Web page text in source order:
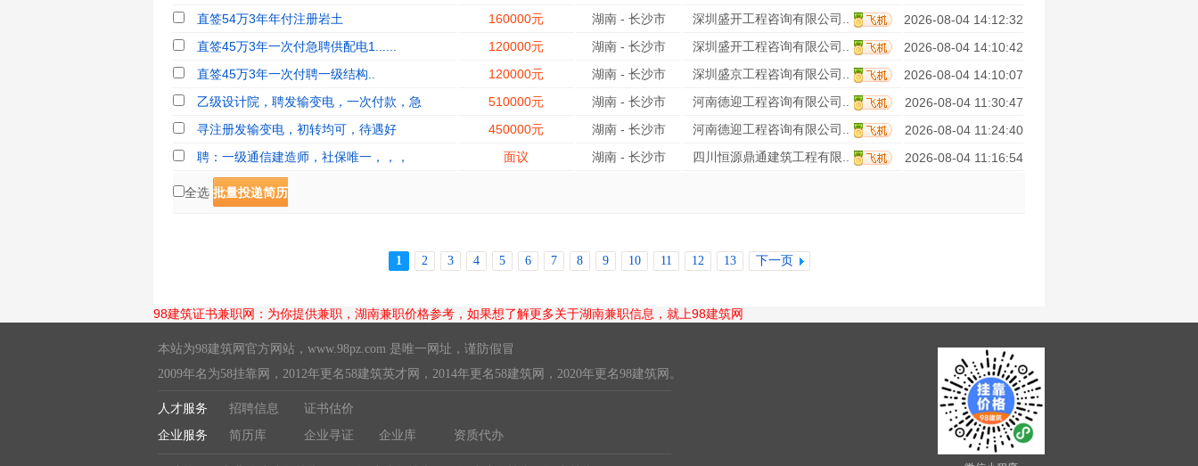
直签54万3年年付注册岩土
160000元 湖南 - 长沙市 深圳盛开工程咨询有限公司..
2026-08-04 14:12:32
直签45万3年一次付急聘供配电1......
120000元 湖南 - 长沙市 深圳盛开工程咨询有限公司..
2026-08-04 14:10:42
直签45万3年一次付聘一级结构..
120000元 湖南 - 长沙市 深圳盛京工程咨询有限公司..
2026-08-04 14:10:07
乙级设计院，聘发输变电，一次付款，急
510000元 湖南 - 长沙市 河南德迎工程咨询有限公司..
2026-08-04 11:30:47
寻注册发输变电，初转均可，待遇好
450000元 湖南 - 长沙市 河南德迎工程咨询有限公司..
2026-08-04 11:24:40
聘：一级通信建造师，社保唯一，，，
面议 湖南 - 长沙市 四川恒源鼎通建筑工程有限.. 2026-08-04 11:16:54
全选 批量投递简历
1 2 3 4 5 6 7 8 9 10 11 12 13 下一页
98建筑证书兼职网：为你提供兼职，湖南兼职价格参考，如果想了解更多关于湖南兼职信息，就上98建筑网
本站为98建筑网官方网站， www.98pz.com 是唯一网址，谨防假冒
2009年名为58挂靠网，2012年更名58建筑英才网，2014年更名58建筑网，2020年更名98建筑网。
人才服务 招聘信息
证书估价
企业服务
简历库 企业寻证 企业库 资质代办